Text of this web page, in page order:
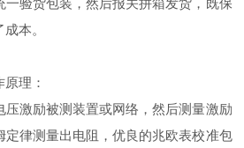
一验货包装，然后报关拼箱发货，既保
本。
理：
压激励被测装置或网络，然后测量激励
定律测量出电阻，优良的兆欧表校准包